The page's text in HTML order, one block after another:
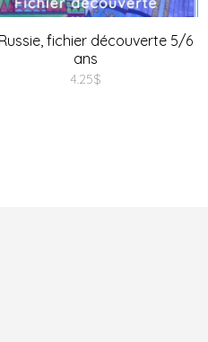
fichier découverte 5/6
ans
4.25$